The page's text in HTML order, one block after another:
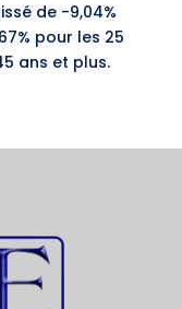
de -9,04%
pour les 25
ans et plus.